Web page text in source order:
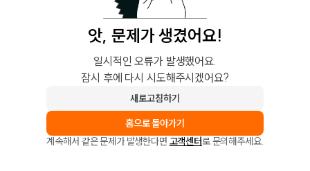
앗, 문제가 생겼어요!
일시적인 오류가 발생했어요.
잠시 후에 다시 시도해주시겠어요?
새로고침하기
홈으로 돌아가기
계속해서 같은 문제가 발생한다면 고객센터로 문의해주세요.